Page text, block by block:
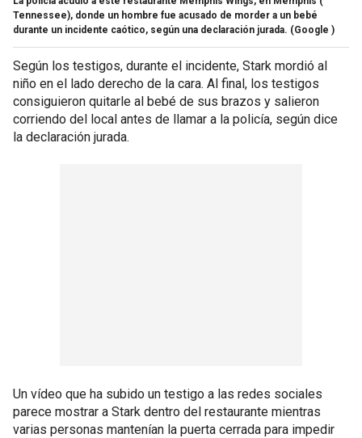
Tennessee), donde un hombre fue acusado de morder a un bebé
durante un incidente caótico, según una declaración jurada. (Google )
Según los testigos, durante el incidente, Stark mordió al
niño en el lado derecho de la cara. Al final, los testigos
consiguieron quitarle al bebé de sus brazos y salieron
corriendo del local antes de llamar a la policía, según dice
la declaración jurada.
Un vídeo que ha subido un testigo a las redes sociales
parece mostrar a Stark dentro del restaurante mientras
varias personas mantenían la puerta cerrada para impedir